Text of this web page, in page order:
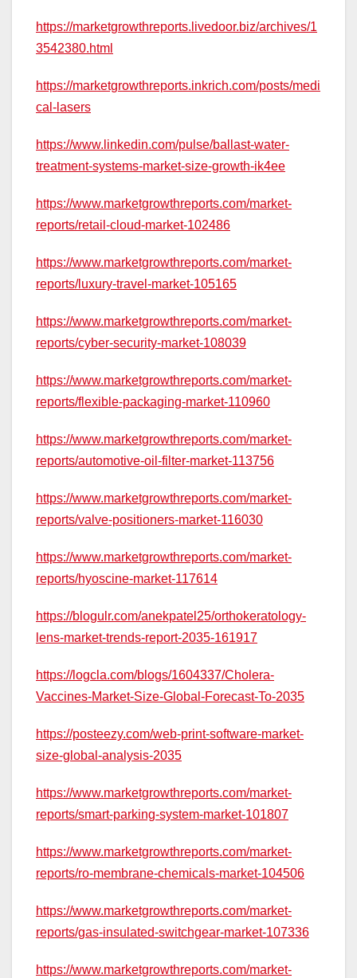
https://marketgrowthreports.livedoor.biz/archives/1
3542380.html
https://marketgrowthreports.inkrich.com/posts/medi
cal-lasers
https://www.linkedin.com/pulse/ballast-water-
treatment-systems-market-size-growth-ik4ee
https://www.marketgrowthreports.com/market-
reports/retail-cloud-market-102486
https://www.marketgrowthreports.com/market-
reports/luxury-travel-market-105165
https://www.marketgrowthreports.com/market-
reports/cyber-security-market-108039
https://www.marketgrowthreports.com/market-
reports/flexible-packaging-market-110960
https://www.marketgrowthreports.com/market-
reports/automotive-oil-filter-market-113756
https://www.marketgrowthreports.com/market-
reports/valve-positioners-market-116030
https://www.marketgrowthreports.com/market-
reports/hyoscine-market-117614
https://blogulr.com/anekpatel25/orthokeratology-
lens-market-trends-report-2035-161917
https://logcla.com/blogs/1604337/Cholera-
Vaccines-Market-Size-Global-Forecast-To-2035
https://posteezy.com/web-print-software-market-
size-global-analysis-2035
https://www.marketgrowthreports.com/market-
reports/smart-parking-system-market-101807
https://www.marketgrowthreports.com/market-
reports/ro-membrane-chemicals-market-104506
https://www.marketgrowthreports.com/market-
reports/gas-insulated-switchgear-market-107336
https://www.marketgrowthreports.com/market-